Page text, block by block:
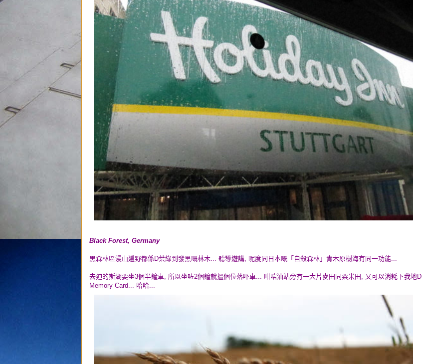
Black Forest, Germany
黑森林區漫山遍野都係D葉綠到發黑嘅林木... 聽導遊講, 呢度同日本嘅「自殺森林」青木原樹海有同一功能...
去廸的斯湖要坐3個半鐘車, 所以坐咗2個鐘就搵個位落吓車... 咁啱油站旁有一大片麥田同粟米田, 又可以消耗下我地D
Memory Card... 哈哈...